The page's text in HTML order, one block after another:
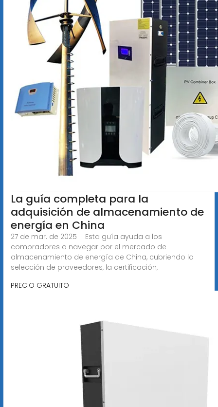
La guía completa para la
adquisición de almacenamiento de
energía en China
27 de mar. de 2025 · Esta guía ayuda a los
compradores a navegar por el mercado de
almacenamiento de energía de China, cubriendo la
selección de proveedores, la certificación,
PRECIO GRATUITO